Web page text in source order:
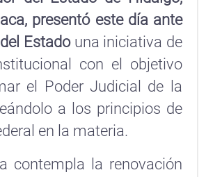
presentó este día ante
Estado una iniciativa de
con el objetivo
el Poder Judicial de la
a los principios de
en la materia.
contempla la renovación